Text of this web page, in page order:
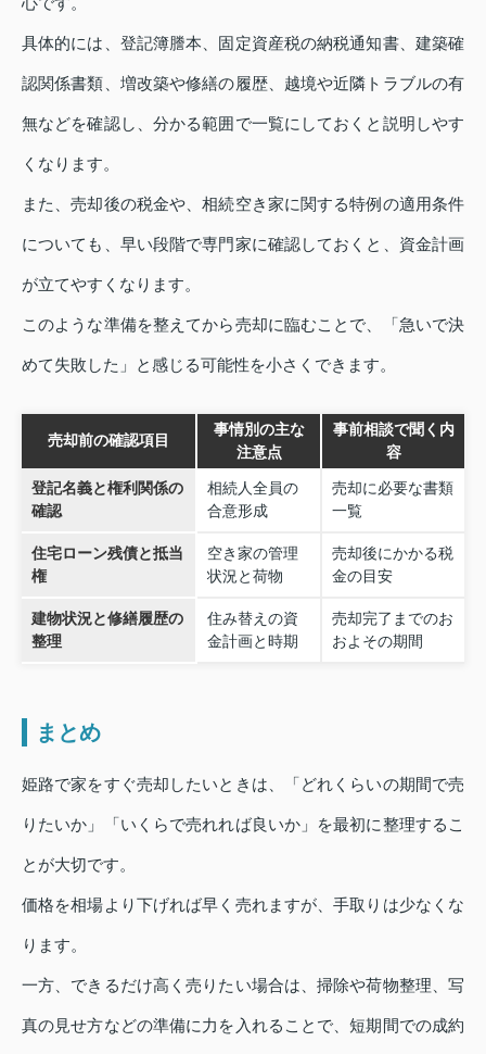
具体的には、登記簿謄本、固定資産税の納税通知書、建築確
認関係書類、増改築や修繕の履歴、越境や近隣トラブルの有
無などを確認し、分かる範囲で一覧にしておくと説明しやす
くなります。
また、売却後の税金や、相続空き家に関する特例の適用条件
についても、早い段階で専門家に確認しておくと、資金計画
が立てやすくなります。
このような準備を整えてから売却に臨むことで、「急いで決
めて失敗した」と感じる可能性を小さくできます。
売却前の確認項目
事情別の主な
注意点
事前相談で聞く内
容
登記名義と権利関係の
確認
相続人全員の
合意形成
売却に必要な書類
一覧
住宅ローン残債と抵当
権
空き家の管理
状況と荷物
売却後にかかる税
金の目安
建物状況と修繕履歴の
整理
住み替えの資
金計画と時期
売却完了までのお
およその期間
まとめ
姫路で家をすぐ売却したいときは、「どれくらいの期間で売
りたいか」「いくらで売れれば良いか」を最初に整理するこ
とが大切です。
価格を相場より下げれば早く売れますが、手取りは少なくな
ります。
一方、できるだけ高く売りたい場合は、掃除や荷物整理、写
真の見せ方などの準備に力を入れることで、短期間での成約